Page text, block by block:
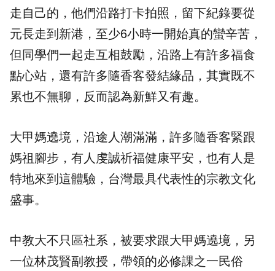
走自己的，他們沿路打卡拍照，留下紀錄要從
元長走到新港，至少6小時一開始真的蠻辛苦，
但同學們一起走互相鼓勵，沿路上有許多福食
點心站，還有許多隨香客發結緣品，其實既不
累也不無聊，反而認為新鮮又有趣。
大甲媽遶境，沿途人潮滿滿，許多隨香客緊跟
媽祖腳步，有人虔誠祈福健康平安，也有人是
特地來到這體驗，台灣最具代表性的宗教文化
盛事。
中教大不只區社系，被要求跟大甲媽遶境，另
一位林茂賢副教授，帶領的必修課之一民俗